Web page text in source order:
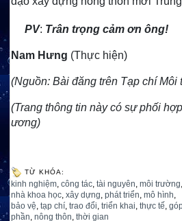
PV: Trân trọng cảm ơn ông!
Nam Hưng (Thực hiện)
(Nguồn: Bài đăng trên Tạp chí Môi
(Trang thông tin này có sự phối
ương)
TỪ KHÓA:
kinh nghiệm, công tác, tài nguyên, môi trường,
nhà khoa học, xây dựng, phát triển, mô hình,
bảo vệ, tạp chí, trao đổi, triển khai, thực tế,
phần, nông thôn, thời gian